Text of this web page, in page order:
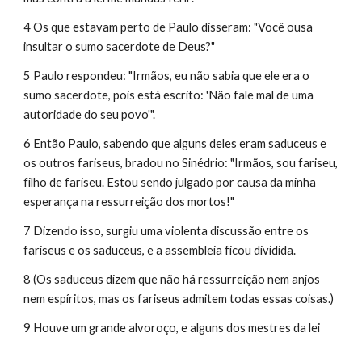
4 Os que estavam perto de Paulo disseram: "Você ousa
insultar o sumo sacerdote de Deus?"
5 Paulo respondeu: "Irmãos, eu não sabia que ele era o
sumo sacerdote, pois está escrito: 'Não fale mal de uma
autoridade do seu povo'".
6 Então Paulo, sabendo que alguns deles eram saduceus e
os outros fariseus, bradou no Sinédrio: "Irmãos, sou fariseu,
filho de fariseu. Estou sendo julgado por causa da minha
esperança na ressurreição dos mortos!"
7 Dizendo isso, surgiu uma violenta discussão entre os
fariseus e os saduceus, e a assembleia ficou dividida.
8 (Os saduceus dizem que não há ressurreição nem anjos
nem espíritos, mas os fariseus admitem todas essas coisas.)
9 Houve um grande alvoroço, e alguns dos mestres da lei